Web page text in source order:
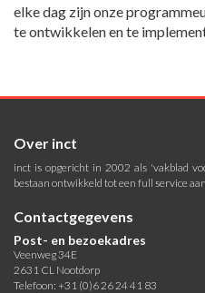
elke dag zijn onze
te ontwikkelen en te
Over inct
inct is opgericht in 2002 als 'vakblad
bestaan ontwikkeld tot een full service
Contactgegevens
Post- en bezoekadres
Veenweg 34E
2631 CL Nootdorp
Telefoon: +31 (0)6 26 24 41 83